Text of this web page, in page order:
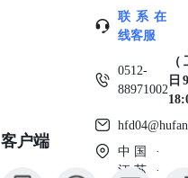
客户端
联系在
线客服
0512-
88971002
日
中国 ·
江苏 ·